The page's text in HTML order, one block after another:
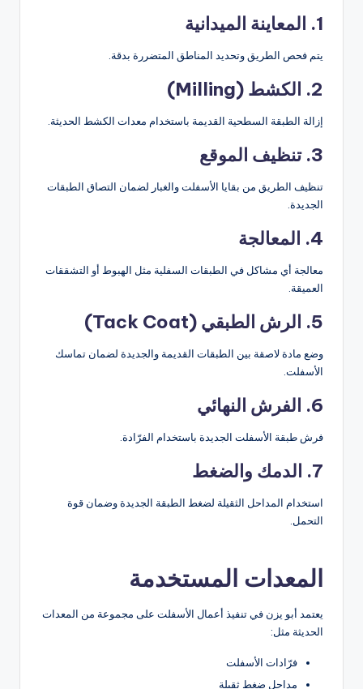
1. المعاينة الميدانية
يتم فحص الطريق وتحديد المناطق المتضررة بدقة.
2. الكشط (Milling)
إزالة الطبقة السطحية القديمة باستخدام معدات الكشط الحديثة.
3. تنظيف الموقع
تنظيف الطريق من بقايا الأسفلت والغبار لضمان التصاق الطبقات
الجديدة.
4. المعالجة
معالجة أي مشاكل في الطبقات السفلية مثل الهبوط أو التشققات
العميقة.
5. الرش الطبقي (Tack Coat)
وضع مادة لاصقة بين الطبقات القديمة والجديدة لضمان تماسك
الأسفلت.
6. الفرش النهائي
فرش طبقة الأسفلت الجديدة باستخدام الفرّادة.
7. الدمك والضغط
استخدام المداحل الثقيلة لضغط الطبقة الجديدة وضمان قوة
التحمل.
المعدات المستخدمة
يعتمد أبو يزن في تنفيذ أعمال الأسفلت على مجموعة من المعدات
الحديثة مثل:
فرّادات الأسفلت
مداحل ضغط ثقيلة